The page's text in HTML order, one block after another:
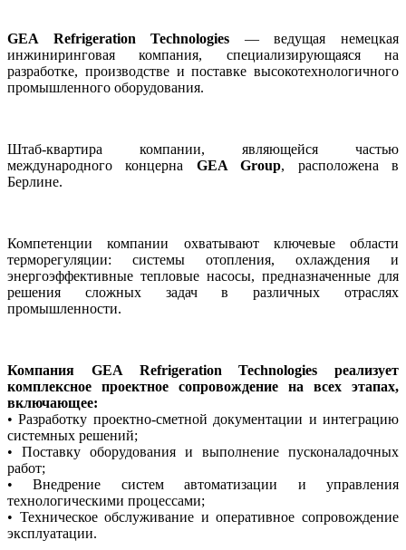
GEA Refrigeration Technologies — ведущая немецкая
инжиниринговая компания, специализирующаяся на
разработке, производстве и поставке высокотехнологичного
промышленного оборудования.
Штаб-квартира компании, являющейся частью
международного концерна GEA Group, расположена в
Берлине.
Компетенции компании охватывают ключевые области
терморегуляции: системы отопления, охлаждения и
энергоэффективные тепловые насосы, предназначенные для
решения сложных задач в различных отраслях
промышленности.
Компания GEA Refrigeration Technologies реализует
комплексное проектное сопровождение на всех этапах,
включающее:
• Разработку проектно-сметной документации и интеграцию
системных решений;
• Поставку оборудования и выполнение пусконаладочных
работ;
• Внедрение систем автоматизации и управления
технологическими процессами;
• Техническое обслуживание и оперативное сопровождение
эксплуатации.